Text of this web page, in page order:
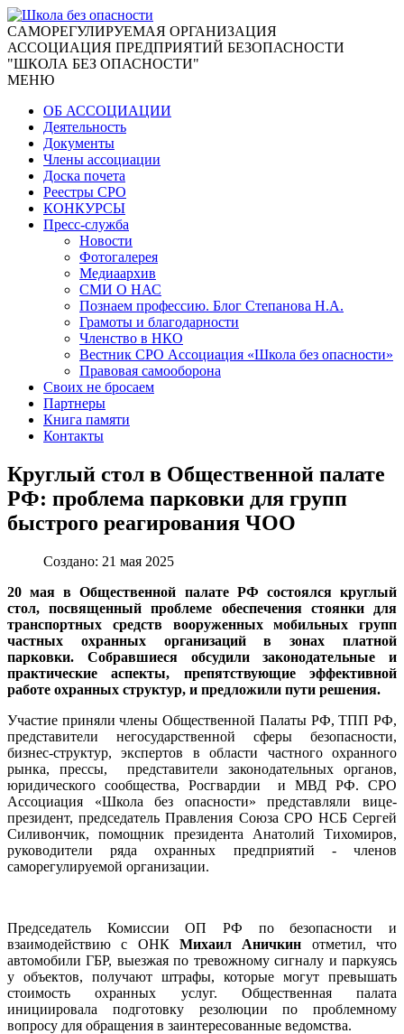
CАМОРЕГУЛИРУЕМАЯ ОРГАНИЗАЦИЯ
АССОЦИАЦИЯ ПРЕДПРИЯТИЙ БЕЗОПАСНОСТИ
"ШКОЛА БЕЗ ОПАСНОСТИ"
МЕНЮ
ОБ АССОЦИАЦИИ
Деятельность
Документы
Члены ассоциации
Доска почета
Реестры СРО
КОНКУРСЫ
Пресс-служба
Новости
Фотогалерея
Медиаархив
СМИ О НАС
Познаем профессию. Блог Степанова Н.А.
Грамоты и благодарности
Членство в НКО
Вестник СРО Ассоциация «Школа без опасности»
Правовая самооборона
Своих не бросаем
Партнеры
Книга памяти
Контакты
Круглый стол в Общественной палате
РФ: проблема парковки для групп
быстрого реагирования ЧОО
Создано: 21 мая 2025
20 мая в Общественной палате РФ состоялся круглый
стол, посвященный проблеме обеспечения стоянки для
транспортных средств вооруженных мобильных групп
частных охранных организаций в зонах платной
парковки. Собравшиеся обсудили законодательные и
практические аспекты, препятствующие эффективной
работе охранных структур, и предложили пути решения.
Участие приняли члены Общественной Палаты РФ, ТПП РФ,
представители негосударственной сферы безопасности,
бизнес-структур, экспертов в области частного охранного
рынка, прессы, представители законодательных органов,
юридического сообщества, Росгвардии и МВД РФ. СРО
Ассоциация «Школа без опасности» представляли вице-
президент, председатель Правления Союза СРО НСБ Сергей
Силивончик, помощник президента Анатолий Тихомиров,
руководители ряда охранных предприятий - членов
саморегулируемой организации.
Председатель Комиссии ОП РФ по безопасности и
взаимодействию с ОНК Михаил Аничкин отметил, что
автомобили ГБР, выезжая по тревожному сигналу и паркуясь
у объектов, получают штрафы, которые могут превышать
стоимость охранных услуг. Общественная палата
инициировала подготовку резолюции по проблемному
вопросу для обращения в заинтересованные ведомства.